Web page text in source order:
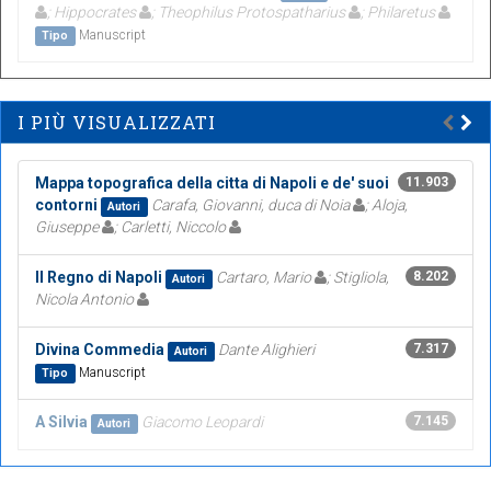
; Hippocrates
; Theophilus Protospatharius ; Philaretus
Tipo Manuscript
I PIÙ VISUALIZZATI
11.903
Mappa topografica della citta di Napoli e de' suoi
contorni
Autori Carafa, Giovanni, duca di Noia
; Aloja,
Giuseppe
; Carletti, Niccolo
8.202
Il Regno di Napoli Autori Cartaro, Mario
; Stigliola,
Nicola Antonio
7.317
Divina Commedia Autori Dante Alighieri
Tipo Manuscript
7.145
A Silvia Autori Giacomo Leopardi